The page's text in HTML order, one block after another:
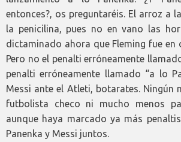
entonces?, os preguntaréis. El arroz a
la penicilina, pues no en vano las
dictaminado ahora que Fleming fue en
Pero no el penalti erróneamente
penalti erróneamente llamado “a lo
Messi ante el Atleti, botarates. Ningún
futbolista checo ni mucho menos
aunque haya marcado ya más
Panenka y Messi juntos.